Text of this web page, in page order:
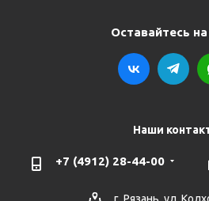
Оставайтесь на
Наши
+7 (4912) 28-44-00